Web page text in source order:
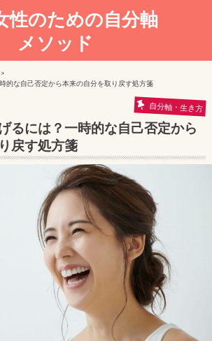
性のための自分軸
メソッド
的な自己否定から本来の自分を取り戻す処方箋
自分軸・生き方
るには？一時的な自己否定から
戻す処方箋